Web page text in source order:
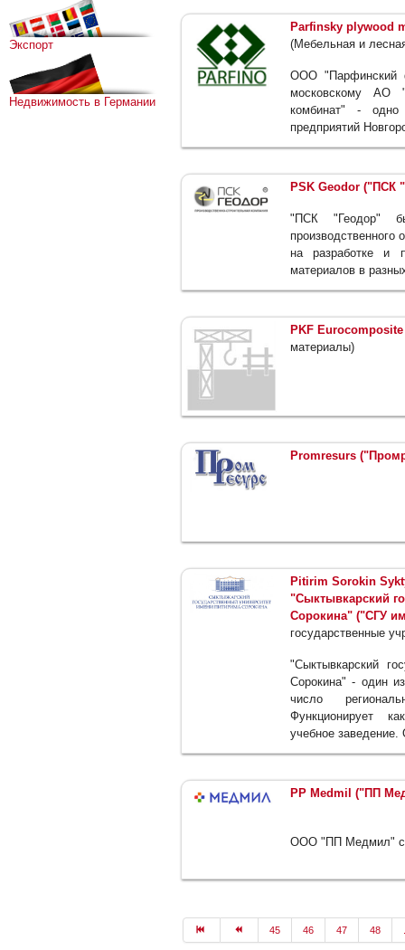
Экспорт
Недвижимость в Германии
Parfinsky plywood
(Мебельная и
ООО "Парфинский
московскому АО
комбинат" - одно
предприятий
PSK Geodor ("ПСК
"ПСК "Геодор"
производственного
на разработке и
материалов в
PKF
материалы)
Promresurs
Pitirim Sorokin
"Сыктывкарский
Сорокина" ("СГУ
государственные
"Сыктывкарский
Сорокина" - один
число
Функционирует
учебное заведение.
PP Medmil ("ПП
ООО "ПП Медмил"
45 46 47 48